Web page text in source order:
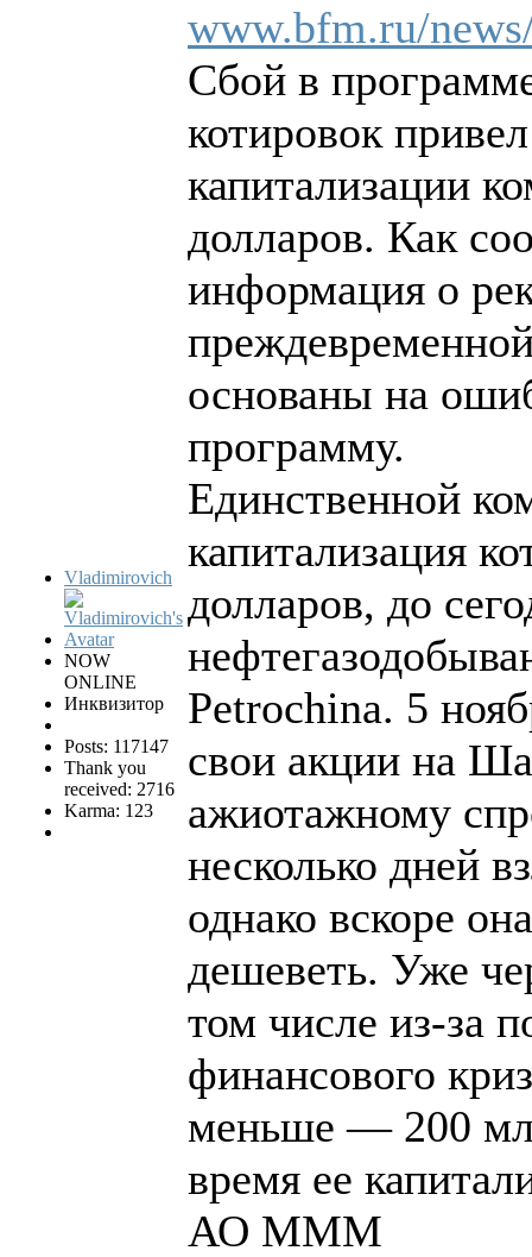
Vladimirovich
NOW
ONLINE
Инквизитор
Posts: 117147
Thank you
received: 2716
Karma: 123
www.bfm.ru/
Сбой в
котировок
капитализации
долларов. Как
информация о
основаны на
программу.
Единственной
капитализация
долларов, до
Petrochina. 5
свои акции на
ажиотажному
несколько дней
однако вскоре
дешеветь. Уже
том числе из-за
финансового
меньше — 200
время ее
АО МММ